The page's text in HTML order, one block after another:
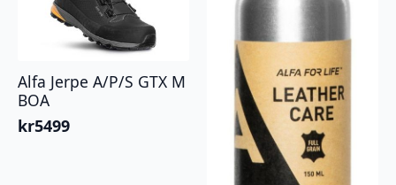
produktsiden
Alfa Jerpe A/P/S GTX M
BOA
kr5499